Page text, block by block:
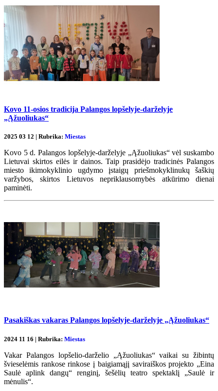
Kovo 11-osios tradicija Palangos lopšelyje-darželyje
„Ąžuoliukas“
2025 03 12 | Rubrika: Miestas
Kovo 5 d. Palangos lopšelyje-darželyje „Ąžuoliukas“ vėl suskambo
Lietuvai skirtos eilės ir dainos. Taip prasidėjo tradicinės Palangos
miesto ikimokyklinio ugdymo įstaigų priešmokyklinukų šaškių
varžybos, skirtos Lietuvos nepriklausomybės atkūrimo dienai
paminėti.
Pasakiškas vakaras Palangos lopšelyje-darželyje „Ąžuoliukas“
2024 11 16 | Rubrika: Miestas
Vakar Palangos lopšelio-darželio „Ąžuoliukas“ vaikai su žibintų
švieselėmis rankose rinkose į baigiamąjį saviraiškos projekto „Eina
Saulė aplink dangų“ renginį, šešėlių teatro spektaklį „Saulė ir
mėnulis“.